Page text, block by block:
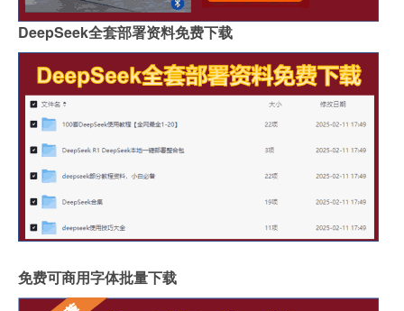
DeepSeek全套部署资料免费下载
免费可商用字体批量下载